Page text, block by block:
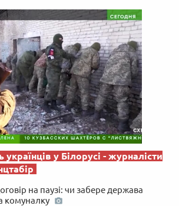
українців у Білорусі - журналісти
на паузі: чи забере держава
комуналку